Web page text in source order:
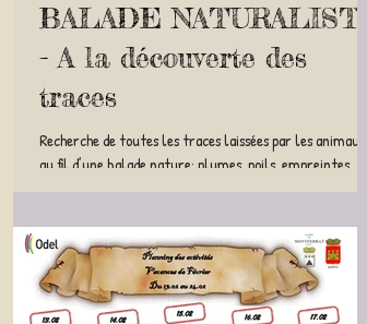
BALADE NATURALISTE
- A la découverte des
traces
Recherche de toutes les traces laissées par les animaux
au fil d’une balade nature: plumes, poils, empreintes,